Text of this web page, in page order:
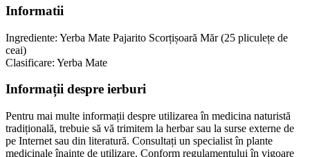
Informatii
Ingrediente: Yerba Mate Pajarito Scorțișoară Măr (25 pliculețe de
ceai)
Clasificare: Yerba Mate
Informații despre ierburi
Pentru mai multe informații despre utilizarea în medicina naturistă
tradițională, trebuie să vă trimitem la herbar sau la surse externe de
pe Internet sau din literatură. Consultați un specialist în plante
medicinale înainte de utilizare. Conform regulamentului în vigoare